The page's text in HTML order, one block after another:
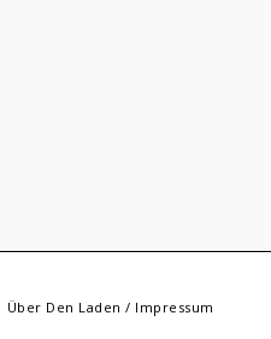
Über Den Laden / Impressum